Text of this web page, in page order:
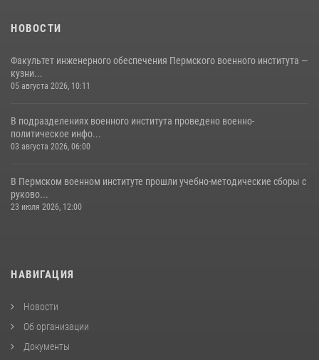
03 августа 2026, 06:00
НОВОСТИ
Факультет инженерного обеспечения Пермского военного института —
кузни...
05 августа 2026, 10:11
В подразделениях военного института проведено военно-
политическое инфо...
03 августа 2026, 06:00
В Пермском военном институте прошли учебно-методические сборы с
руково...
23 июля 2026, 12:00
НАВИГАЦИЯ
Новости
Об организации
Документы